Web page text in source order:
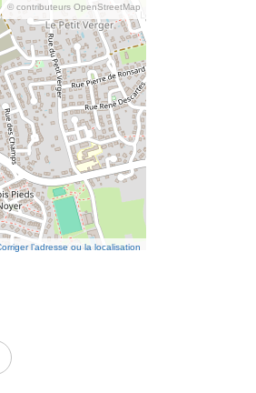
© contributeurs OpenStreetMap
l’adresse ou la localisation